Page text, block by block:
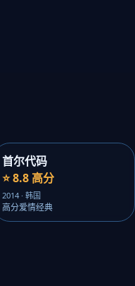
首尔代码
⭐ 8.8 高分
2014 · 韩国
高分爱情经典